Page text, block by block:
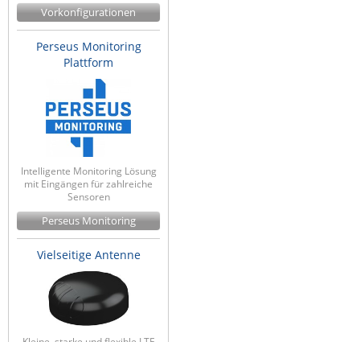
Vorkonfigurationen
Perseus Monitoring
Plattform
Intelligente Monitoring Lösung
mit Eingängen für zahlreiche
Sensoren
Perseus Monitoring
Vielseitige Antenne